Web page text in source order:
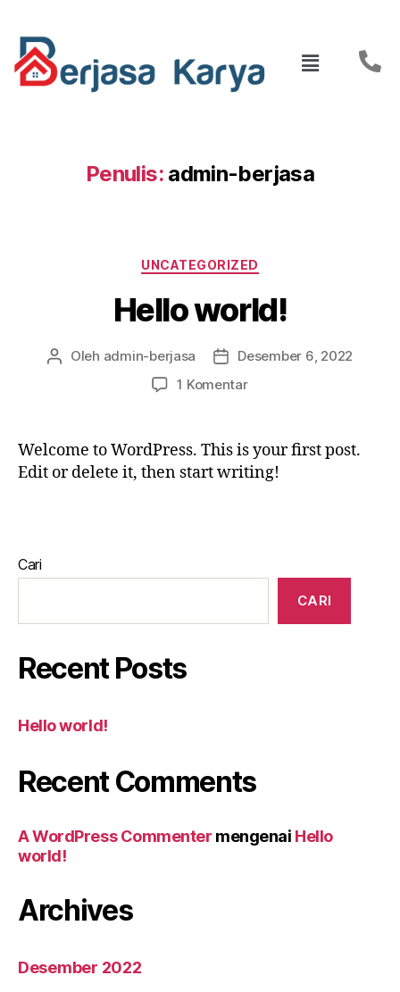
Penulis: admin-berjasa
UNCATEGORIZED
Hello world!
Oleh admin-berjasa
Desember 6, 2022
1 Komentar
Welcome to WordPress. This is your first post.
Edit or delete it, then start writing!
Cari
CARI
Recent Posts
Hello world!
Recent Comments
A WordPress Commenter mengenai Hello
world!
Archives
Desember 2022